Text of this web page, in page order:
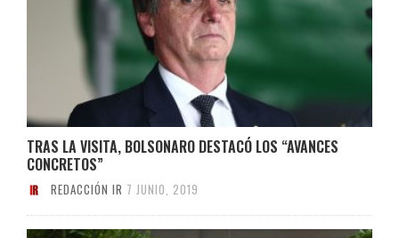
TRAS LA VISITA, BOLSONARO DESTACÓ LOS “AVANCES
CONCRETOS”
REDACCIÓN IR 7 JUNIO, 2019